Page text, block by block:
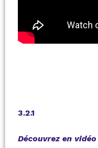
3.2.1
Découvrez en